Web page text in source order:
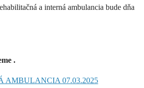
a interná ambulancia bude dňa
.
AMBULANCIA 07.03.2025